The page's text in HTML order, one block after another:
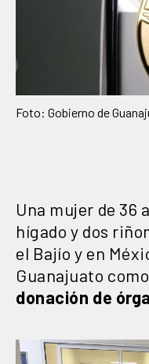
Foto: Gobierno de
Una mujer de 36
hígado y dos
el Bajío y en
Guanajuato como
donación de